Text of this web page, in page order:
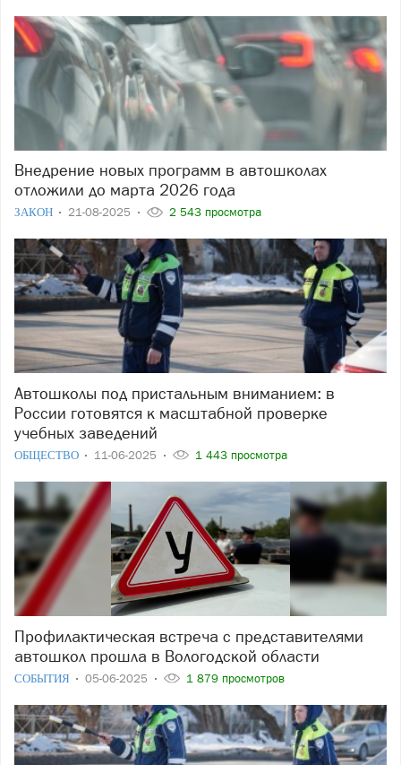
Внедрение новых программ в автошколах
отложили до марта 2026 года
ЗАКОН 21-08-2025 2 543 просмотра
Автошколы под пристальным вниманием: в
России готовятся к масштабной проверке
учебных заведений
ОБЩЕСТВО 11-06-2025 1 443 просмотра
Профилактическая встреча с представителями
автошкол прошла в Вологодской области
СОБЫТИЯ 05-06-2025 1 879 просмотров